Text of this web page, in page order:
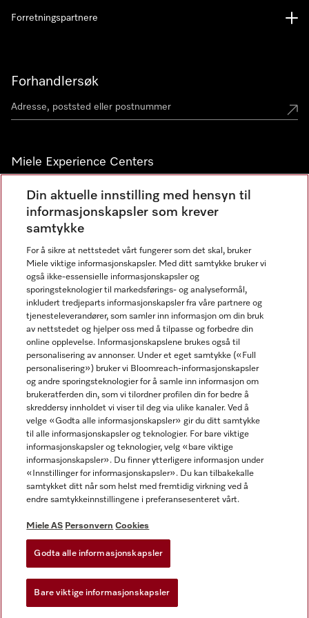
Forhandlersøk
Miele Experience Centers
Miele Experience Center Nesbru
Miele Outlet Nesbru
Nyhetsbrev
Forretningspartnere
Miele AS
Vilkår og betingelser
Vilkår for bruk
Miele tilgjengelighetserklæring
Miele på Facebook
Miele på Youtube
Miele på Instagram
Din aktuelle innstilling med hensyn til
informasjonskapsler som krever
samtykke
For å sikre at nettstedet vårt fungerer som det skal, bruker
Miele viktige informasjonskapsler. Med ditt samtykke bruker vi
også ikke-essensielle informasjonskapsler og
sporingsteknologier til markedsførings- og analyseformål,
inkludert tredjeparts informasjonskapsler fra våre partnere og
tjenesteleverandører, som samler inn informasjon om din bruk
av nettstedet og hjelper oss med å tilpasse og forbedre din
online opplevelse. Informasjonskapslene brukes også til
personalisering av annonser. Under et eget samtykke («Full
personalisering») bruker vi Bloomreach-informasjonskapsler
og andre sporingsteknologier for å samle inn informasjon om
brukeratferden din, som vi tilordner profilen din for bedre å
skreddersy innholdet vi viser til deg via ulike kanaler. Ved å
velge «Godta alle informasjonskapsler» gir du ditt samtykke
til alle informasjonskapsler og teknologier. For bare viktige
informasjonskapsler og teknologier, velg «bare viktige
informasjonskapsler». Du finner ytterligere informasjon under
«Innstillinger for informasjonskapsler». Du kan tilbakekalle
samtykket ditt når som helst med fremtidig virkning ved å
endre samtykkeinnstillingene i preferansesenteret vårt.
Miele AS Personvern Cookies
Godta alle informasjonskapsler
Bare viktige informasjonskapsler